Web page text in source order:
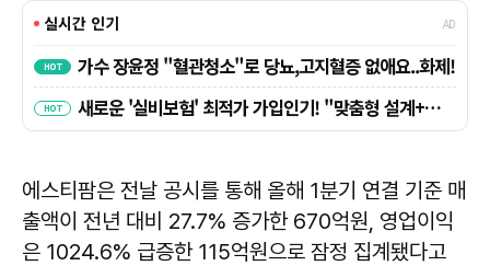
에스티팜은 전날 공시를 통해 올해 1분기 연결 기준 매
출액이 전년 대비 27.7% 증가한 670억원, 영업이익
은 1024.6% 급증한 115억원으로 잠정 집계됐다고